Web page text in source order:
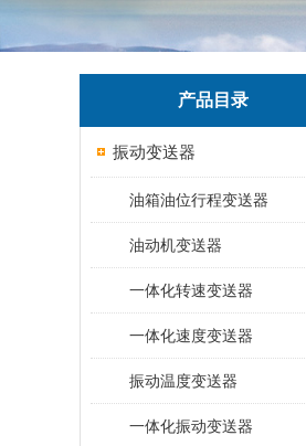
产品目录
振动变送器
油箱油位行程变送器
油动机变送器
一体化转速变送器
一体化速度变送器
振动温度变送器
一体化振动变送器